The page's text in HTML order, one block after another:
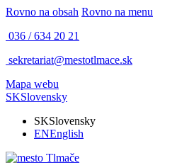
Rovno na obsah Rovno na menu
036 / 634 20 21
sekretariat@mestotlmace.sk
Mapa webu
SKSlovensky
SKSlovensky
ENEnglish